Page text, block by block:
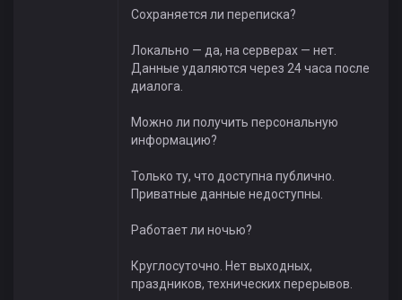
Сохраняется ли переписка?
Локально — да, на серверах — нет.
Данные удаляются через 24 часа после
диалога.
Можно ли получить персональную
информацию?
Только ту, что доступна публично.
Приватные данные недоступны.
Работает ли ночью?
Круглосуточно. Нет выходных,
праздников, технических перерывов.